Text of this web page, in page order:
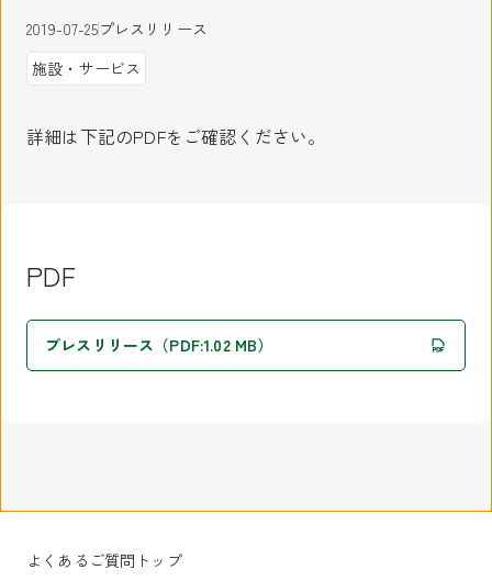
2019-07-25プレスリリース
施設・サービス
詳細は下記のPDFをご確認ください。
PDF
プレスリリース（PDF:1.02 MB）
よくあるご質問トップ